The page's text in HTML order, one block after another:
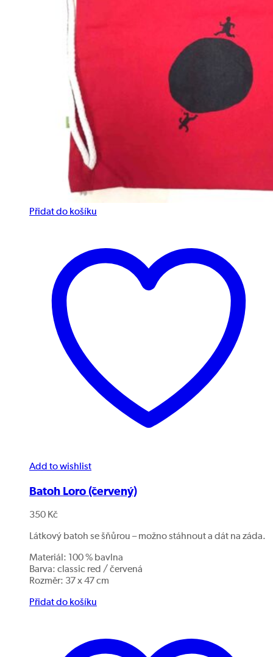
Přidat do košíku
Add to wishlist
Batoh Loro (červený)
350 Kč
Látkový batoh se šňůrou – možno stáhnout a dát na záda.
Materiál: 100 % bavlna
Barva: classic red / červená
Rozměr: 37 x 47 cm
Přidat do košíku